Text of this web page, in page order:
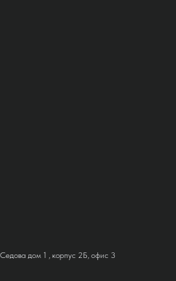
дом 1 , корпус 2Б, офис 3